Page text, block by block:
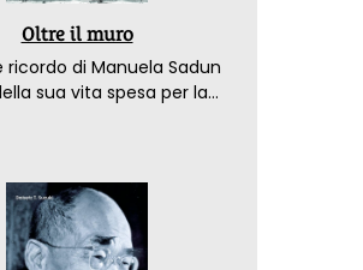
Oltre il muro
ricordo di Manuela Sadun
sua vita spesa per la